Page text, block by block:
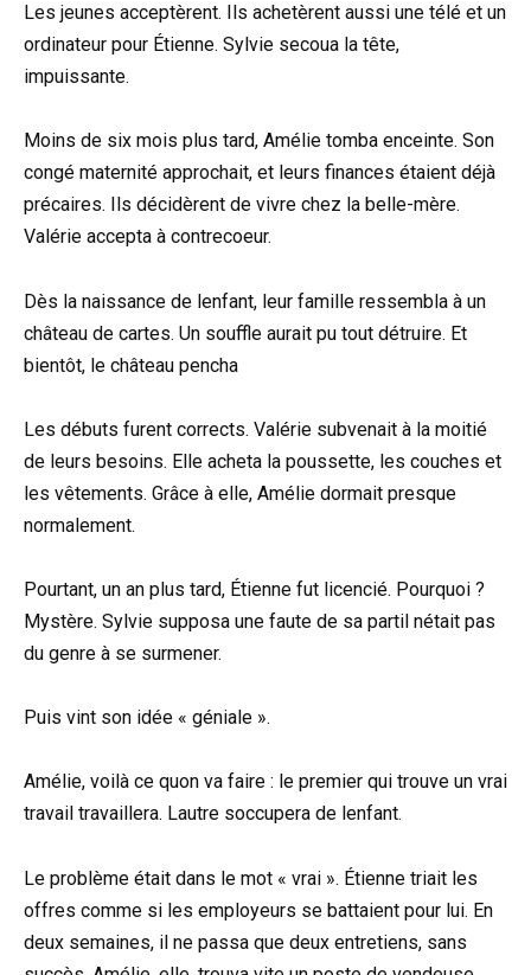
Les jeunes acceptèrent. Ils achetèrent aussi une télé et un
ordinateur pour Étienne. Sylvie secoua la tête,
impuissante.
Moins de six mois plus tard, Amélie tomba enceinte. Son
congé maternité approchait, et leurs finances étaient déjà
précaires. Ils décidèrent de vivre chez la belle-mère.
Valérie accepta à contrecoeur.
Dès la naissance de lenfant, leur famille ressembla à un
château de cartes. Un souffle aurait pu tout détruire. Et
bientôt, le château pencha
Les débuts furent corrects. Valérie subvenait à la moitié
de leurs besoins. Elle acheta la poussette, les couches et
les vêtements. Grâce à elle, Amélie dormait presque
normalement.
Pourtant, un an plus tard, Étienne fut licencié. Pourquoi ?
Mystère. Sylvie supposa une faute de sa partil nétait pas
du genre à se surmener.
Puis vint son idée « géniale ».
Amélie, voilà ce quon va faire : le premier qui trouve un vrai
travail travaillera. Lautre soccupera de lenfant.
Le problème était dans le mot « vrai ». Étienne triait les
offres comme si les employeurs se battaient pour lui. En
deux semaines, il ne passa que deux entretiens, sans